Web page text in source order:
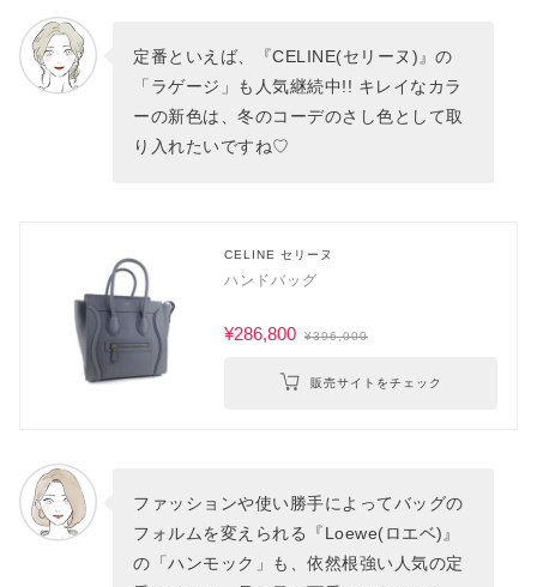
定番といえば、『CELINE(セリーヌ)』の
「ラゲージ」も人気継続中!! キレイなカラ
ーの新色は、冬のコーデのさし色として取
り入れたいですね♡
CELINE セリーヌ
ハンドバッグ
¥286,800 ¥396,000
販売サイトをチェック
ファッションや使い勝手によってバッグの
フォルムを変えられる『Loewe(ロエベ)』
の「ハンモック」も、依然根強い人気の定